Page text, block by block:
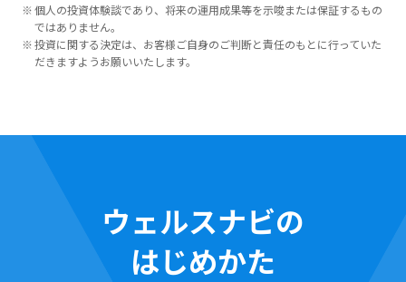
個人の投資体験談であり、将来の運用成果等を示唆または保証するもの
ではありません。
投資に関する決定は、お客様ご自身のご判断と責任のもとに行っていた
だきますようお願いいたします。
ウェルスナビの
はじめかた